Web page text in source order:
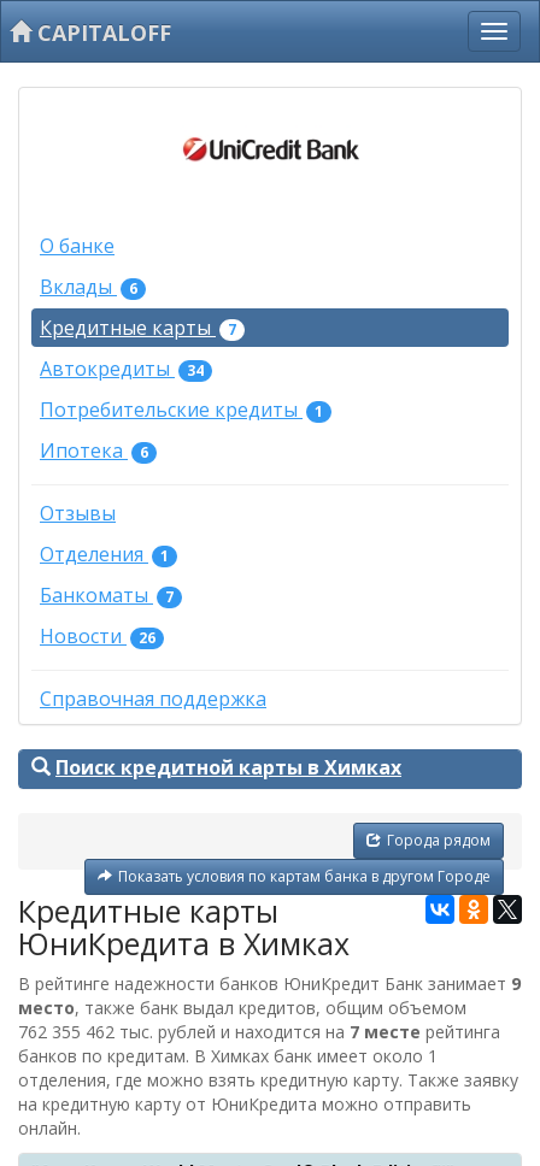
CAPITALOFF
О банке
Вклады
6
Кредитные карты 7
Автокредиты 34
Потребительские кредиты 1
Ипотека 6
Отзывы
Отделения
1
Банкоматы 7
Новости 26
Справочная поддержка
Поиск кредитной карты в Химках
Города рядом
Показать условия по картам банка в другом Городе
Кредитные карты
ЮниКредита в Химках
В рейтинге надежности банков ЮниКредит Банк занимает 9
место, также банк выдал кредитов, общим объемом
762 355 462 тыс. рублей и находится на 7 месте рейтинга
банков по кредитам. В Химках банк имеет около 1
отделения, где можно взять кредитную карту. Также заявку
на кредитную карту от ЮниКредита можно отправить
онлайн.